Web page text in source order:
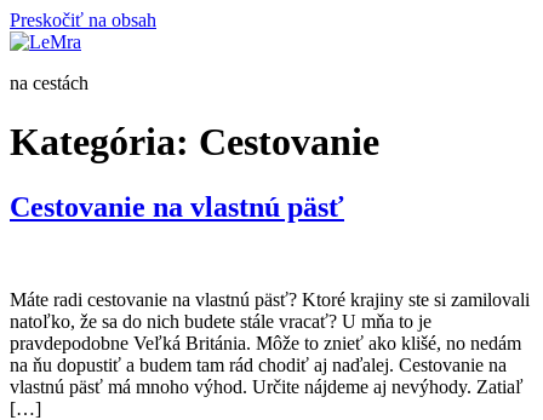
Preskočiť na obsah
na cestách
Kategória: Cestovanie
Cestovanie na vlastnú päsť
Máte radi cestovanie na vlastnú päsť? Ktoré krajiny ste si zamilovali
natoľko, že sa do nich budete stále vracať? U mňa to je
pravdepodobne Veľká Británia. Môže to znieť ako klišé, no nedám
na ňu dopustiť a budem tam rád chodiť aj naďalej. Cestovanie na
vlastnú päsť má mnoho výhod. Určite nájdeme aj nevýhody. Zatiaľ
[…]